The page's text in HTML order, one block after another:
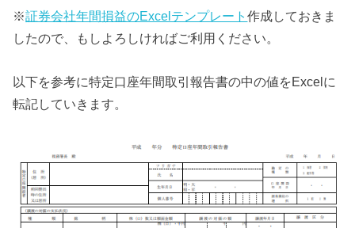
※証券会社年間損益のExcelテンプレート作成しておきま
したので、もしよろしければご利用ください。
以下を参考に特定口座年間取引報告書の中の値をExcelに
転記していきます。